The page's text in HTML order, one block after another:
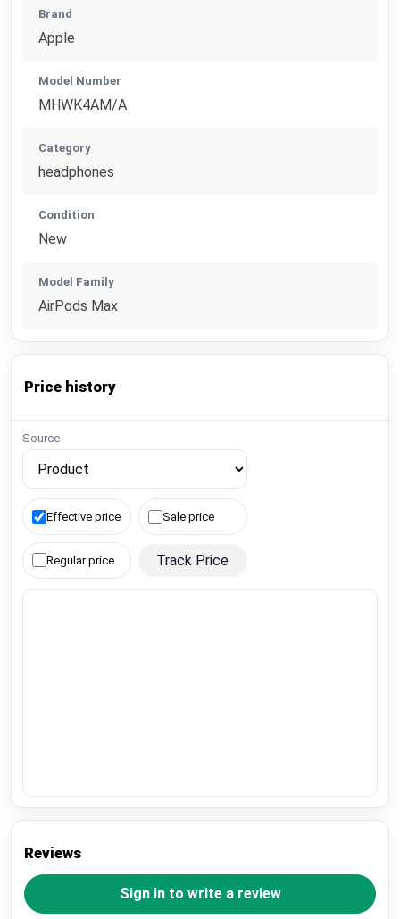
Brand
Apple
Model Number
MHWK4AM/A
Category
headphones
Condition
New
Model Family
AirPods Max
Price history
Source
Effective price Sale price
Regular price Track Price
Reviews
Sign in to write a review